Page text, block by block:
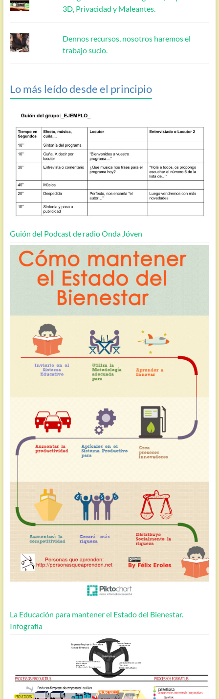
3D, Privacidad y Maleantes.
Dennos recursos, nosotros haremos el
trabajo sucio.
Lo más leído desde el principio
Guión del Podcast de radio Onda Jóven
La Educación para mantener el Estado del Bienestar.
Infografía